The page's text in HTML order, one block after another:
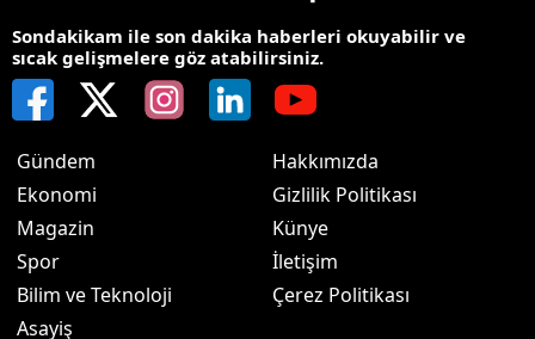
Sondakikam ile son dakika haberleri okuyabilir ve
sıcak gelişmelere göz atabilirsiniz.
Gündem
Ekonomi
Magazin
Spor
Bilim ve Teknoloji
Asayiş
Hakkımızda
Gizlilik Politikası
Künye
İletişim
Çerez Politikası